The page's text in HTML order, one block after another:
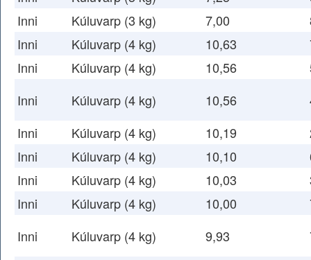
Inni
Kúluvarp (3 kg) 7,00
Inni
Kúluvarp (4 kg) 10,63
Inni
Kúluvarp (4 kg) 10,56
Inni
Kúluvarp (4 kg) 10,56
Inni
Kúluvarp (4 kg) 10,19
Inni
Kúluvarp (4 kg) 10,10
Inni
Kúluvarp (4 kg) 10,03
Inni
Kúluvarp (4 kg) 10,00
Inni
Kúluvarp (4 kg) 9,93